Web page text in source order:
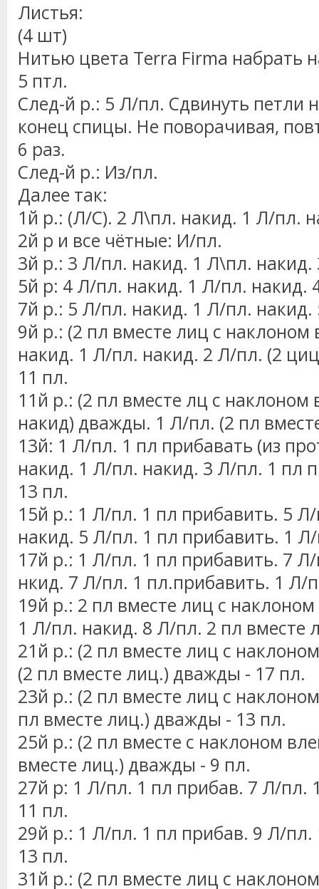
Листья:
(4 шт)
Нитью цвета Terra Firma набрать
5 птл.
След-й р.: 5 Л/пл. Сдвинуть петли
конец спицы. Не поворачивая,
6 раз.
След-й р.: Из/пл.
Далее так:
1й р.: (Л/С). 2 Л\пл. накид. 1 Л/пл.
2й р и все чётные: И/пл.
3й р.: 3 Л/пл. накид. 1 Л\пл.
5й р: 4 Л/пл. накид. 1 Л/пл. накид.
7й р.: 5 Л/пл. накид. 1 Л/пл.
9й р.: (2 пл вместе лиц с наклоном
накид. 1 Л/пл. накид. 2 Л/пл. (2
11 пл.
11й р.: (2 пл вместе лц с наклоном
накид) дважды. 1 Л/пл. (2 пл
13й: 1 Л/пл. 1 пл прибавать (из
накид. 1 Л/пл. накид. 3 Л/пл. 1 пл
13 пл.
15й р.: 1 Л/пл. 1 пл прибавить. 5
накид. 5 Л/пл. 1 пл прибавить. 1
17й р.: 1 Л/пл. 1 пл прибавить. 7
нкид. 7 Л/пл. 1 пл.прибавить. 1 Л/
19й р.: 2 пл вместе лиц с
1 Л/пл. накид. 8 Л/пл. 2 пл вместе
21й р.: (2 пл вместе лиц с
(2 пл вместе лиц.) дважды - 17 пл.
23й р.: (2 пл вместе лиц с
пл вместе лиц.) дважды - 13 пл.
25й р.: (2 пл вместе с наклоном
вместе лиц.) дважды - 9 пл.
27й р: 1 Л/пл. 1 пл прибав. 7 Л/пл.
11 пл.
29й р.: 1 Л/пл. 1 пл прибав. 9 Л/
13 пл.
31й р.: (2 пл вместе лиц с